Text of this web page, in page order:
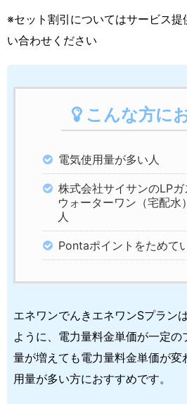
※セット割引についてはサービス
い合わせください
こんな方に
電気使用量が多い人
株式会社サイサンのLP
ウォーターワン（宅配水
人
Pontaポイントをためて
エネワンでんきエネワンSプラン
ように、電力量料金単価が一定
量が増えても電力量料金単価が変
用量が多い方におすすめです。